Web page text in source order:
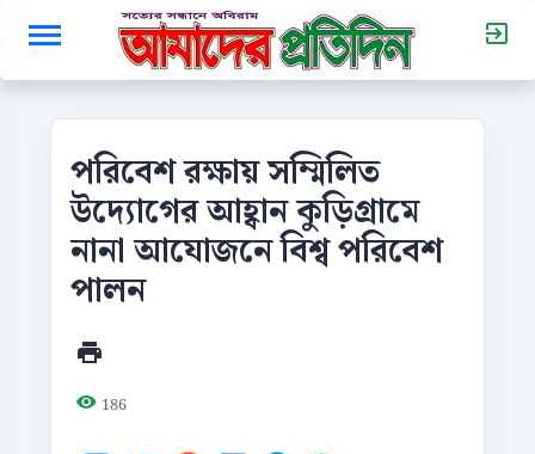
পরিবেশ রক্ষায় সম্মিলিত
উদ্যোগের আহ্বান কুড়িগ্রামে
নানা আযোজনে বিশ্ব পরিবেশ
পালন
186